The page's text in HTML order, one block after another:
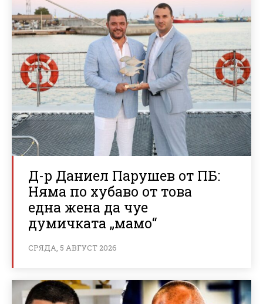
Д-р Даниел Парушев от ПБ:
Няма по хубаво от това
една жена да чуе
думичката „мамо“
СРЯДА, 5 АВГУСТ 2026